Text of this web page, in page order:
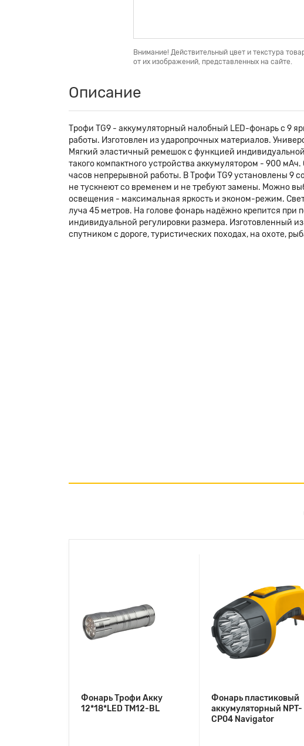
Внимание! Действительный цвет и текстура
от их изображений, представленных на сайте.
Описание
Трофи TG9 - аккумуляторный налобный LED-фонарь с 9
работы. Изготовлен из ударопрочных материалов.
Мягкий эластичный ремешок с функцией
такого компактного устройства аккумулятором - 900
часов непрерывной работы. В Трофи TG9 установлены 9
не тускнеют со временем и не требуют замены. Можно
освещения - максимальная яркость и эконом-режим.
луча 45 метров. На голове фонарь надёжно крепится
индивидуальной регулировки размера. Изготовленный
спутником с дороге, туристических походах, на охоте,
Фонарь Трофи Акку
12*18*LED TM12-BL
Фонарь пластиковый
аккумуляторный NPT-
CP04 Navigator